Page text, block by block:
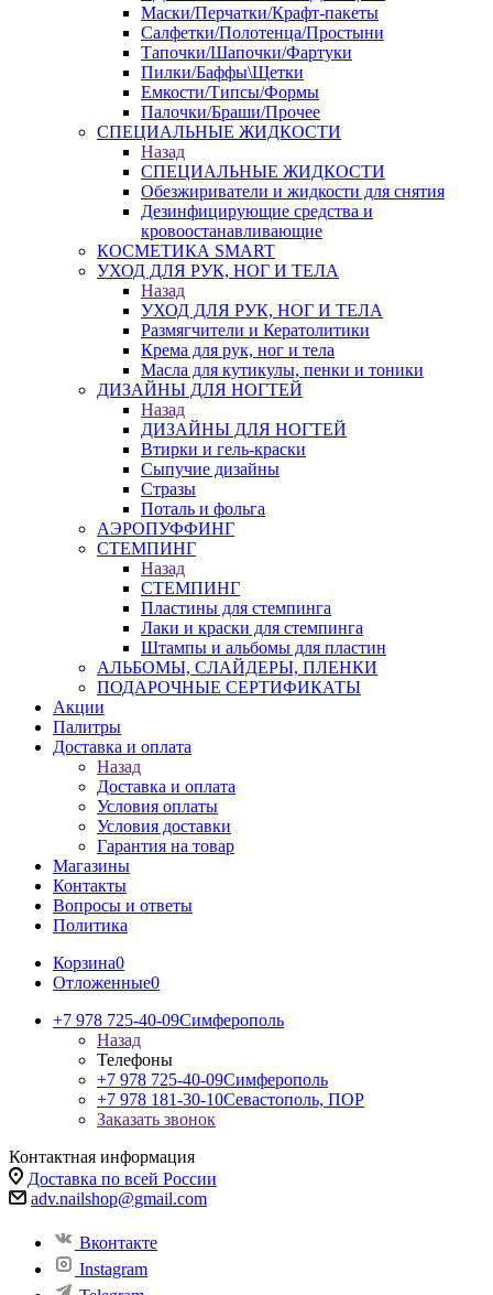
Маски/Перчатки/Крафт-пакеты
Салфетки/Полотенца/Простыни
Тапочки/Шапочки/Фартуки
Пилки/Баффы\Щетки
Емкости/Типсы/Формы
Палочки/Браши/Прочее
СПЕЦИАЛЬНЫЕ ЖИДКОСТИ
Назад
СПЕЦИАЛЬНЫЕ ЖИДКОСТИ
Обезжириватели и жидкости для снятия
Дезинфицирующие средства и
кровоостанавливающие
КОСМЕТИКА SMART
УХОД ДЛЯ РУК, НОГ И ТЕЛА
Назад
УХОД ДЛЯ РУК, НОГ И ТЕЛА
Размягчители и Кератолитики
Крема для рук, ног и тела
Масла для кутикулы, пенки и тоники
ДИЗАЙНЫ ДЛЯ НОГТЕЙ
Назад
ДИЗАЙНЫ ДЛЯ НОГТЕЙ
Втирки и гель-краски
Сыпучие дизайны
Стразы
Поталь и фольга
АЭРОПУФФИНГ
СТЕМПИНГ
Назад
СТЕМПИНГ
Пластины для стемпинга
Лаки и краски для стемпинга
Штампы и альбомы для пластин
АЛЬБОМЫ, СЛАЙДЕРЫ, ПЛЕНКИ
ПОДАРОЧНЫЕ СЕРТИФИКАТЫ
Акции
Палитры
Доставка и оплата
Назад
Доставка и оплата
Условия оплаты
Условия доставки
Гарантия на товар
Магазины
Контакты
Вопросы и ответы
Политика
Корзина0
Отложенные0
+7 978 725-40-09Симферополь
Назад
Телефоны
+7 978 725-40-09Симферополь
+7 978 181-30-10Севастополь, ПОР
Заказать звонок
Контактная информация
Доставка по всей России
adv.nailshop@gmail.com
Вконтакте
Instagram